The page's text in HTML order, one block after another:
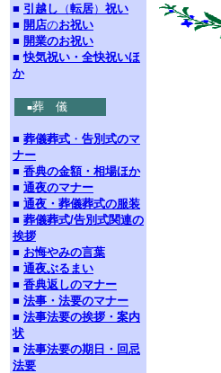
■ 引越し （転居） 祝い
■ 開店のお祝い
■ 開業のお祝い
■ 快気祝い・全快祝いほ
か
■葬 儀
■ 葬儀葬式 ・ 告別式のマ
ナー
■ 香典の金額・相場ほか
■ 通夜のマナー
■ 通夜・葬儀葬式の服装
■ 葬儀葬式/告別式関連の
挨拶
■ お悔やみの言葉
■ 通夜ぶるまい
■ 香典返しのマナー
■ 法事・法要のマナー
■ 法事法要の挨拶・案内
状
■ 法事法要の期日・回忌
法要